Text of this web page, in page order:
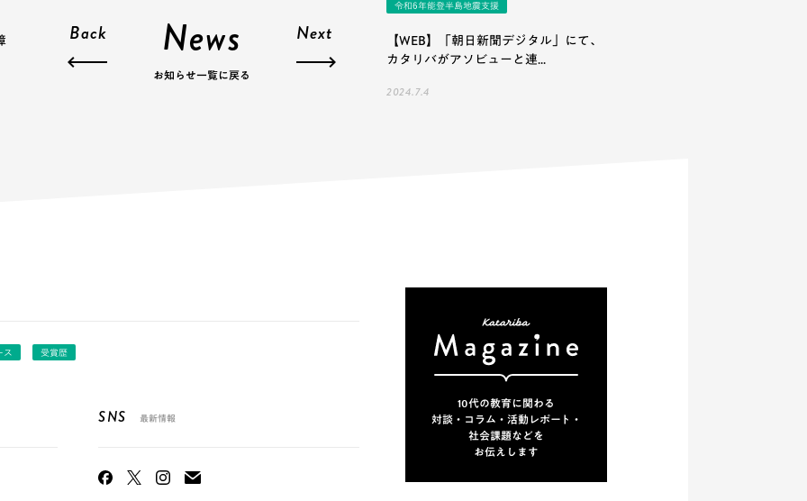
Back News
お知らせ一覧に戻る
令和6年能登半島地震支援
【WEB】「朝日新聞デジタル」にて、
カタリバがアソビューと連...
2024.7.4
Next
ス 受賞歴
SNS 最新情報
10代の教育に関わる
対談・コラム・活動レポート・
社会課題などを
お伝えします